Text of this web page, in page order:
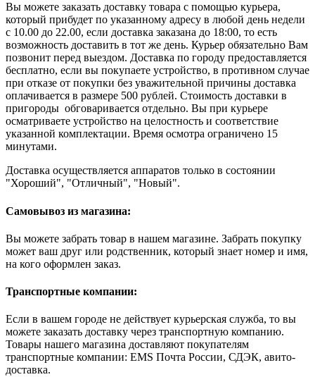
Вы можете заказать доставку товара с помощью курьера,
который прибудет по указанному адресу в любой день недели
с 10.00 до 22.00, если доставка заказана до 18:00, то есть
возможность доставить в тот же день. Курьер обязательно Вам
позвонит перед выездом. Доставка по городу предоставляется
бесплатно, если вы покупаете устройство, в противном случае
при отказе от покупки без уважительной причины доставка
оплачивается в размере 500 рублей. Стоимость доставки в
пригороды обговаривается отдельно. Вы при курьере
осматриваете устройство на целостность и соответствие
указанной комплектации. Время осмотра ограничено 15
минутами.
Доставка осуществляется аппаратов только в состоянии
"Хороший", "Отличный", "Новый".
Самовывоз из магазина:
Вы можете забрать товар в нашем магазине. Забрать покупку
может ваш друг или родственник, который знает номер и имя,
на кого оформлен заказ.
Транспортные компании:
Если в вашем городе не действует курьерская служба, то вы
можете заказать доставку через транспортную компанию.
Товары нашего магазина доставляют покупателям
транспортные компании: EMS Почта России, СДЭК, авито-
доставка.